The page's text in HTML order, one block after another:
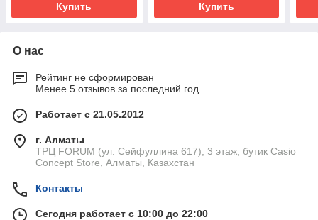
Купить Купить
О нас
Рейтинг не сформирован
Менее 5 отзывов за последний год
Работает с 21.05.2012
г. Алматы
ТРЦ FORUM (ул. Сейфуллина 617), 3 этаж, бутик Casio
Concept Store, Алматы, Казахстан
Контакты
Сегодня работает с 10:00 до 22:00